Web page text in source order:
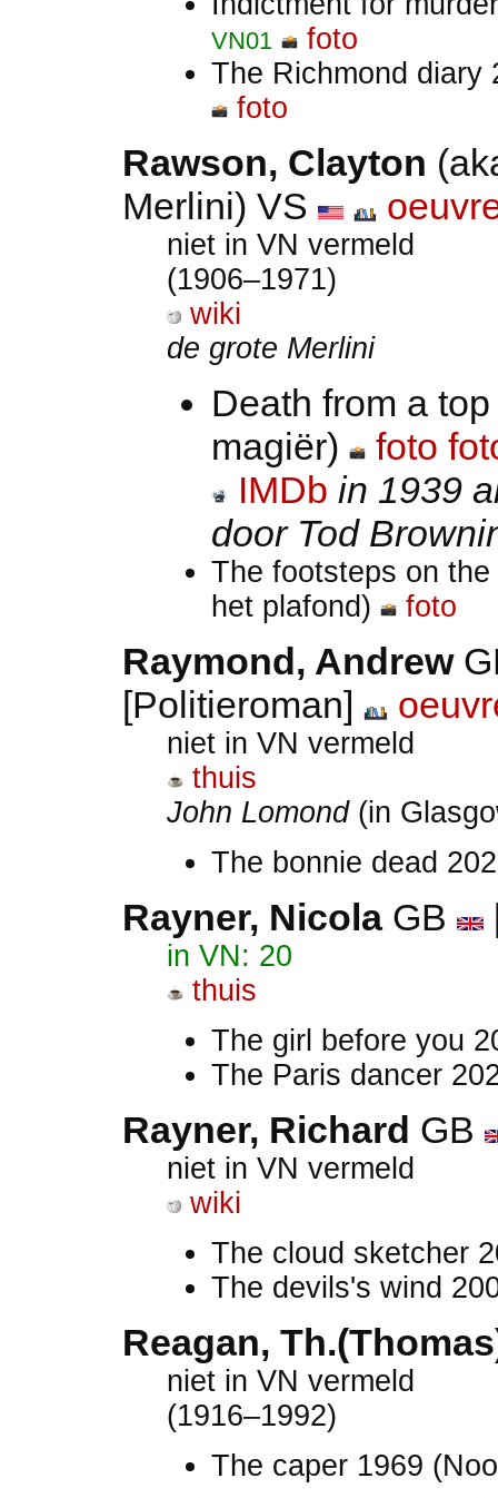
VN01
foto
The Richmond diary
foto
Rawson, Clayton
Merlini) VS
niet in VN vermeld
(1906–1971)
wiki
de grote Merlini
Death from a
magiër)
foto
IMDb in 1939
door Tod
The footsteps on
het plafond)
foto
Raymond, Andrew
[Politieroman]
niet in VN vermeld
thuis
John Lomond(in
The bonnie dead
Rayner, NicolaGB
in VN: 20
thuis
The girl before you
The Paris dancer
Rayner, Richard GB
niet in VN vermeld
wiki
The cloud sketcher
The devils's wind
Reagan,
niet in VN vermeld
(1916–1992)
The caper 1969